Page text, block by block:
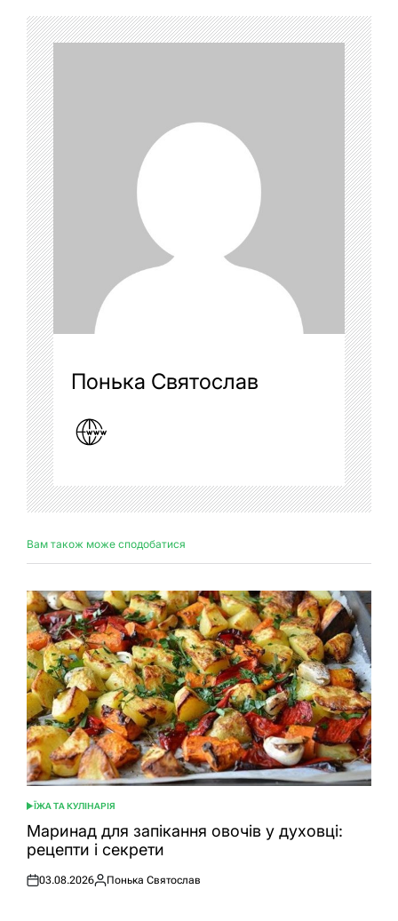
Понька Святослав
Вам також може сподобатися
ОПУБЛІКУВАТИ
У
ЇЖА ТА КУЛІНАРІЯ
Маринад для запікання овочів у духовці:
рецепти і секрети
Оприлюднено
03.08.2026
Опубліковано
Понька Святослав